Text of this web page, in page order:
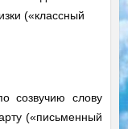
(«классный
созвучию слову
(«письменный